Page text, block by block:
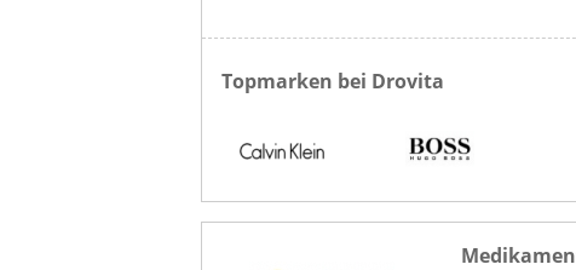
Topmarken bei Drovita